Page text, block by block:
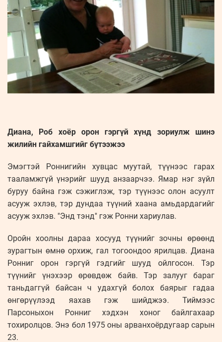
Диана, Роб хоёр орон гэргүй хүнд зориулж шинэ
жилийн гайхамшгийг бүтээжээ
Эмэгтэй Роннигийн хувцас муутай, түүнээс гарах
тааламжгүй үнэрийг шууд анзаарчээ. Ямар нэг зүйл
буруу байна гэж сэжиглэж, тэр түүнээс олон асуулт
асууж эхлэв, тэр дундаа түүний хаана амьдардагийг
асууж эхлэв. "Энд тэнд" гэж Ронни хариулав.
Оройн хоолны дараа хосууд түүнийг зочны өрөөнд
зурагтын өмнө орхиж, гал тогоондоо ярилцав. Диана
Ронниг орон гэргүй гэдгийг шууд ойлгосон. Тэр
түүнийг үнэхээр өрөвдөж байв. Тэр залууг бараг
таньдаггүй байсан ч удахгүй болох баярыг гадаа
өнгөрүүлээд яахав гэж шийджээ. Тиймээс
Парсоныхон Ронниг хэдхэн хоног байлгахаар
тохиролцов. Энэ бол 1975 оны арванхоёрдугаар сарын
23.